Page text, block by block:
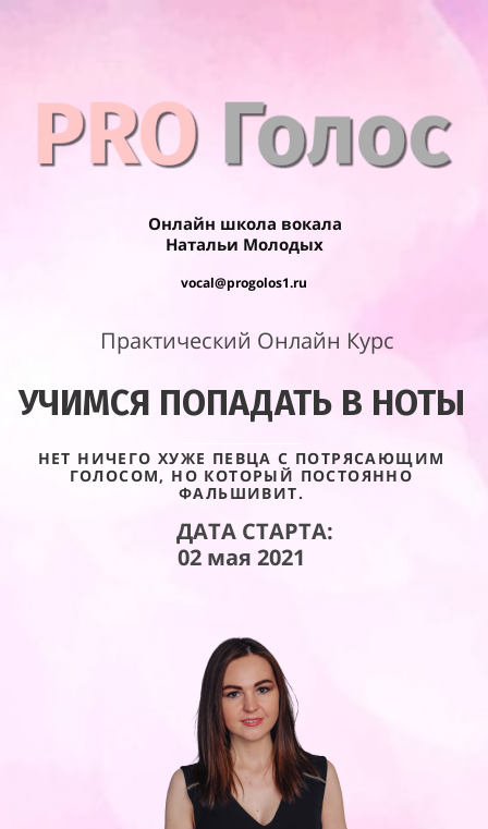
Онлайн школа вокала
Натальи Молодых
vocal@progolos1.ru
Практический Онлайн Курс
УЧИМСЯ ПОПАДАТЬ В НОТЫ
НЕТ НИЧЕГО ХУЖЕ ПЕВЦА С ПОТРЯСАЮЩИМ
ГОЛОСОМ, НО КОТОРЫЙ ПОСТОЯННО
ФАЛЬШИВИТ.
ДАТА СТАРТА:
02 мая 2021